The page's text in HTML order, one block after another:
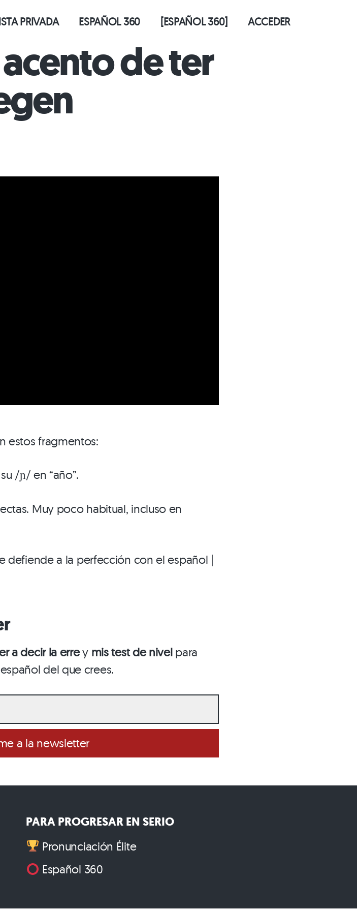
PRIVADA ESPAÑOL 360 [ESPAÑOL 360] ACCEDER
de ter
estos fragmentos:
/ɲ/ en “año”.
Muy poco habitual, incluso en
defiende a la perfección con el español |
a decir la errey mis test de nivelpara
del que crees.
PARA PROGRESAR EN SERIO
Pronunciación Élite
Español 360